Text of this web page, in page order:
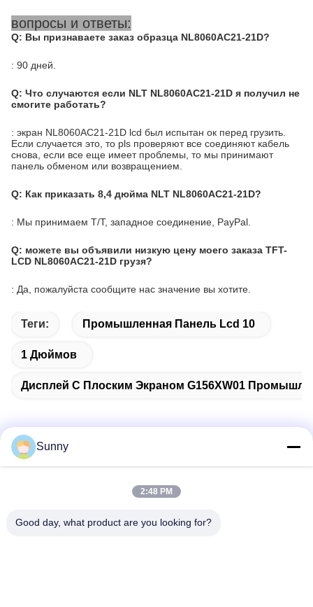
вопросы и ответы:
Q: Вы признаваете заказ образца NL8060AC21-21D?
: 90 дней.
Q: Что случаются если NLT NL8060AC21-21D я получил не
смогите работать?
: экран NL8060AC21-21D lcd был испытан ок перед грузить.
Если случается это, то pls проверяют все соединяют кабель
снова, если все еще имеет проблемы, то мы принимают
панель обменом или возвращением.
Q: Как приказать 8,4 дюйма NLT NL8060AC21-21D?
: Мы принимаем T/T, западное соединение, PayPal.
Q: можете вы объявили низкую цену моего заказа TFT-
LCD NL8060AC21-21D грузя?
: Да, пожалуйста сообщите нас значение вы хотите.
Теги: Промышленная Панель Lcd 10
1 Дюймов
Дисплей С Плоским Экраном G156XW01
Здание А, Здание VERSINO, Новый район Лунхуа,
Sunny
2:48 PM
Good day, what product are you looking for?